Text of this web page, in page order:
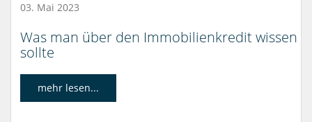
03. Mai 2023
Was man über den Immobilienkredit wissen
sollte
mehr lesen...